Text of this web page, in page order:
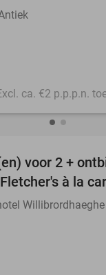
ca. €2 p.p.p.n.
voor 2 +
à la
Willibrordhaeghe